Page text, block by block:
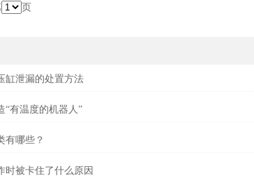
页
缸泄漏的处置方法
“有温度的机器人”
有哪些？
时被卡住了什么原因